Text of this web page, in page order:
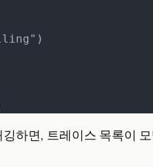
하면, 트레이스 목록이